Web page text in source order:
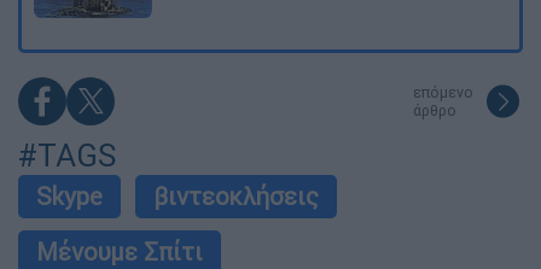
επόμενο
άρθρο
#TAGS
Skype
βιντεοκλήσεις
Μένουμε Σπίτι